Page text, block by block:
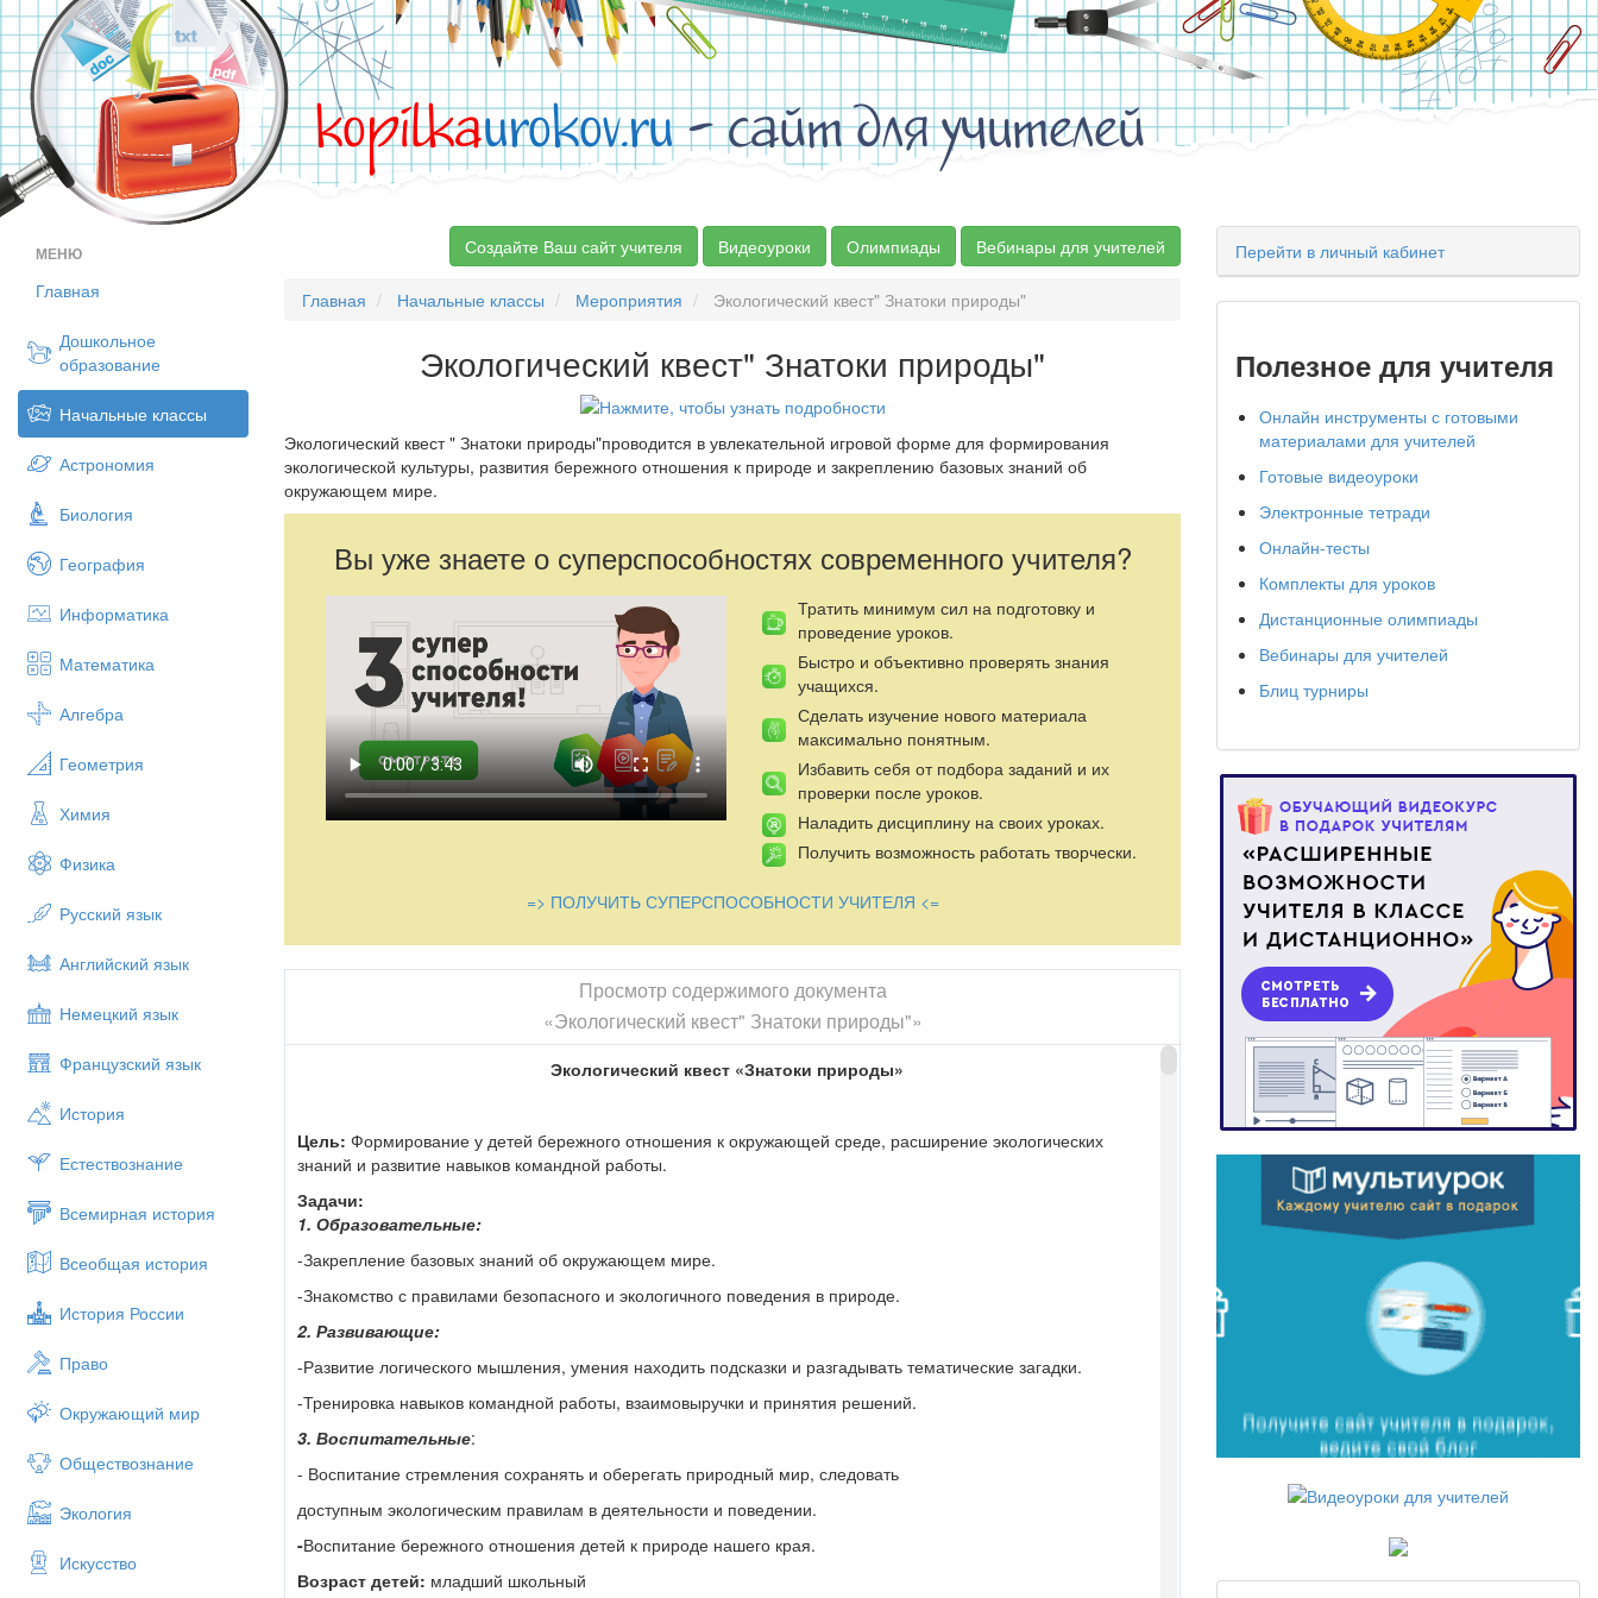
kopilkaurokov.ru- сайт для учителей
МЕНЮ
Главная
Дошкольное
образование
Начальные классы
Астрономия
Биология
География
Информатика
Математика
Алгебра
Геометрия
Химия
Физика
Русский язык
Английский язык
Немецкий язык
Французский язык
История
Естествознание
Всемирная история
Всеобщая история
История России
Право
Окружающий мир
Обществознание
Экология
Искусство
Создайте Ваш сайт учителя Видеоуроки Олимпиады Вебинары для учителей
Главная Начальные классы Мероприятия Экологический квест" Знатоки природы"
Экологический квест" Знатоки природы"
Экологический квест " Знатоки природы"проводится в увлекательной игровой форме для формирования
экологической культуры, развития бережного отношения к природе и закреплению базовых знаний об
окружающем мире.
Вы уже знаете о суперспособностях современного учителя?
Тратить минимум сил на подготовку и
проведение уроков.
Быстро и объективно проверять знания
учащихся.
Сделать изучение нового материала
максимально понятным.
Избавить себя от подбора заданий и их
проверки после уроков.
Наладить дисциплину на своих уроках.
Получить возможность работать творчески.
=> ПОЛУЧИТЬ СУПЕРСПОСОБНОСТИ УЧИТЕЛЯ <=
Просмотр содержимого документа
«Экологический квест" Знатоки природы"»
Экологический квест «Знатоки природы»
Цель: Формирование у детей бережного отношения к окружающей среде, расширение экологических
знаний и развитие навыков командной работы.
Задачи:
1. Образовательные:
-Закрепление базовых знаний об окружающем мире.
-Знакомство с правилами безопасного и экологичного поведения в природе.
2. Развивающие:
-Развитие логического мышления, умения находить подсказки и разгадывать тематические загадки.
-Тренировка навыков командной работы, взаимовыручки и принятия решений.
3. Воспитательные:
- Воспитание стремления сохранять и оберегать природный мир, следовать
доступным экологическим правилам в деятельности и поведении.
-Воспитание бережного отношения детей к природе нашего края.
Возраст детей: младший школьный
Перейти в личный кабинет
Полезное для учителя
Онлайн инструменты с готовыми
материалами для учителей
Готовые видеоуроки
Электронные тетради
Онлайн-тесты
Комплекты для уроков
Дистанционные олимпиады
Вебинары для учителей
Блиц турниры